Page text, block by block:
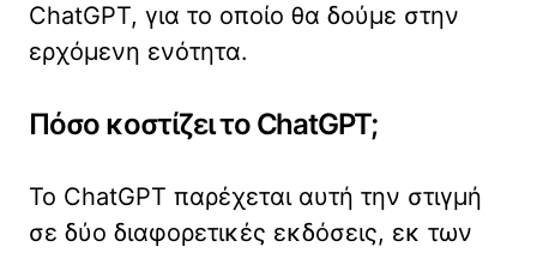
ChatGPT, για το οποίο θα δούμε στην
ερχόμενη ενότητα.
Πόσο κοστίζει το ChatGPT;
Το ChatGPT παρέχεται αυτή την στιγμή
σε δύο διαφορετικές εκδόσεις, εκ των